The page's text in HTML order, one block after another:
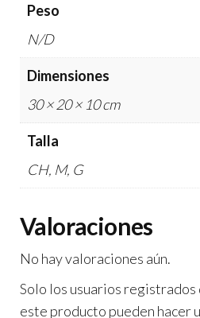
Peso
N/D
Dimensiones
30 × 20 × 10 cm
Talla
CH, M, G
Valoraciones
No hay valoraciones aún.
Solo los usuarios registrados
este producto pueden hacer